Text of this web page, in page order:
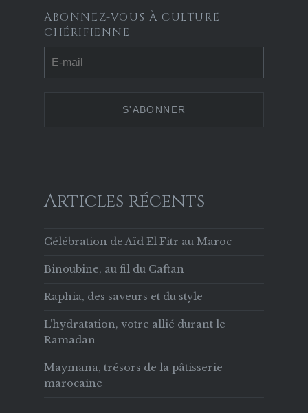
profil
de
Culture-
Chérifienne-
629853133756169
Facebook
profil
de
culture_cherif
Twitter
profil
de
culture.cherifienne
Instagram
profil
culturecherif
Pinterest
ABONNEZ-VOUS À CULTURE
CHÉRIFIENNE
Articles récents
Célébration de Aïd El Fitr au Maroc
Binoubine, au fil du Caftan
Raphia, des saveurs et du style
L’hydratation, votre allié durant le
Ramadan
Maymana, trésors de la pâtisserie
marocaine